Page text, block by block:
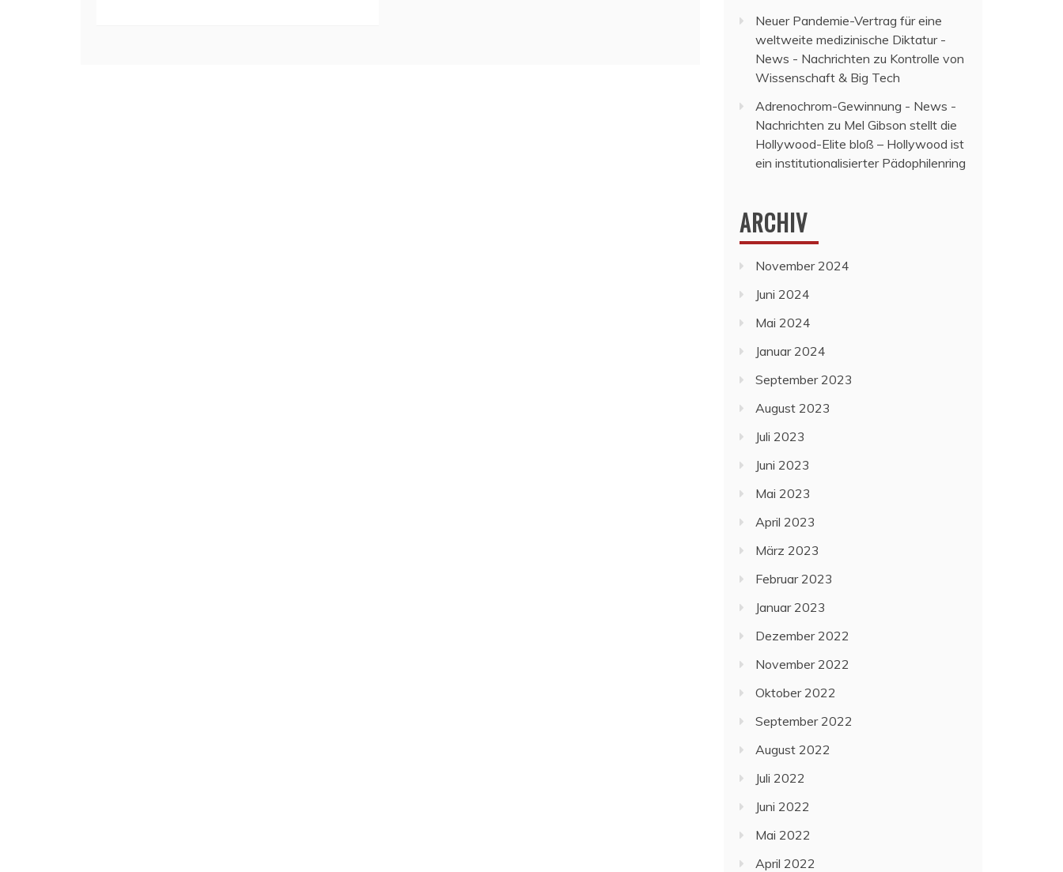
Neuer Pandemie-Vertrag für eine
weltweite medizinische Diktatur -
News - Nachrichten zu Kontrolle von
Wissenschaft & Big Tech
Adrenochrom-Gewinnung - News -
Nachrichten zu Mel Gibson stellt die
Hollywood-Elite bloß – Hollywood ist
ein institutionalisierter Pädophilenring
ARCHIV
November 2024
Juni 2024
Mai 2024
Januar 2024
September 2023
August 2023
Juli 2023
Juni 2023
Mai 2023
April 2023
März 2023
Februar 2023
Januar 2023
Dezember 2022
November 2022
Oktober 2022
September 2022
August 2022
Juli 2022
Juni 2022
Mai 2022
April 2022